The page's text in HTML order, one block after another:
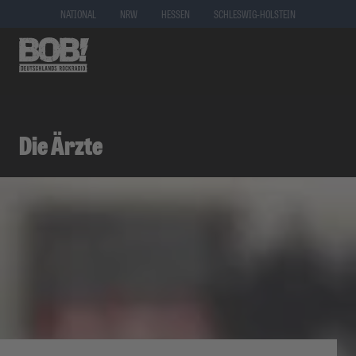
NATIONAL NRW HESSEN SCHLESWIG-HOLSTEIN
Die Ärzte